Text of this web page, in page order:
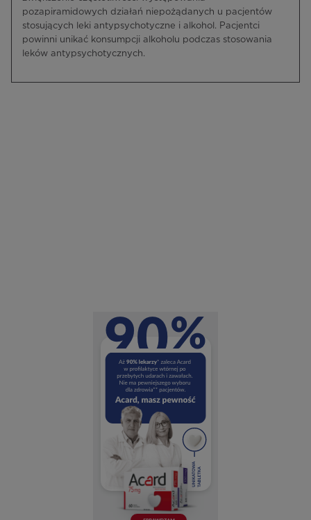
pozapiramidowych działań niepożądanych u pacjentów
stosujących leki antypsychotyczne i alkohol. Pacjentci
powinni unikać konsumpcji alkoholu podczas stosowania
leków antypsychotycznych.